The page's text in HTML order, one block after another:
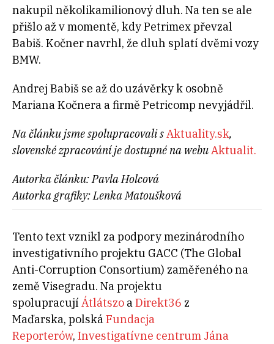
nakupil několikamilionový dluh. Na ten se ale
přišlo až v momentě, kdy Petrimex převzal
Babiš. Kočner navrhl, že dluh splatí dvěmi vozy
BMW.
Andrej Babiš se až do uzávěrky k osobně
Mariana Kočnera a firmě Petricomp nevyjádřil.
Na článku jsme spolupracovali sAktuality.sk,
slovenské zpracování je dostupné na webuAktualit.
Autorka článku: Pavla Holcová
Autorka grafiky: Lenka Matoušková
Tento text vznikl za podpory mezinárodního
investigativního projektu GACC (The Global
Anti-Corruption Consortium) zaměřeného na
země Visegradu. Na projektu
spolupracují Átlátszo aDirekt36 z
Maďarska, polskáFundacja
Reporterów, Investigatívne centrum Jána